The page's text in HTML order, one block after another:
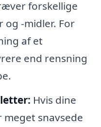
forskellige
-midler. For
af et
end rensning
Hvis dine
snavsede